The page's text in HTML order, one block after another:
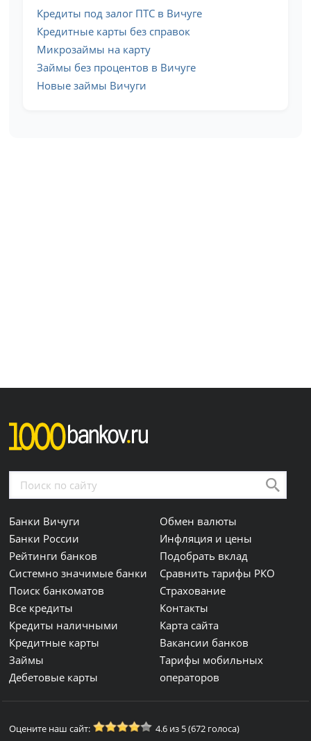
Кредиты под залог ПТС в Вичуге
Кредитные карты без справок
Микрозаймы на карту
Займы без процентов в Вичуге
Новые займы Вичуги
Банки Вичуги
Банки России
Рейтинги банков
Системно значимые банки
Поиск банкоматов
Все кредиты
Кредиты наличными
Кредитные карты
Займы
Дебетовые карты
Обмен валюты
Инфляция и цены
Подобрать вклад
Сравнить тарифы РКО
Страхование
Контакты
Карта сайта
Вакансии банков
Тарифы мобильных
операторов
Оцените наш сайт: 4.6 из 5 (672 голоса)